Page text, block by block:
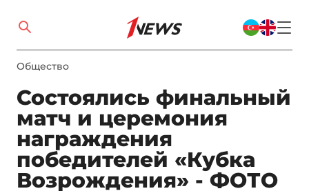
Общество
Состоялись финальный
матч и церемония
награждения
победителей «Кубка
Возрождения» - ФОТО